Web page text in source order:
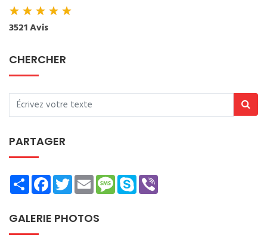
★★★★★
3521 Avis
CHERCHER
PARTAGER
ShareFacebookTwitterEmailMessage
Skype
GALERIE PHOTOS